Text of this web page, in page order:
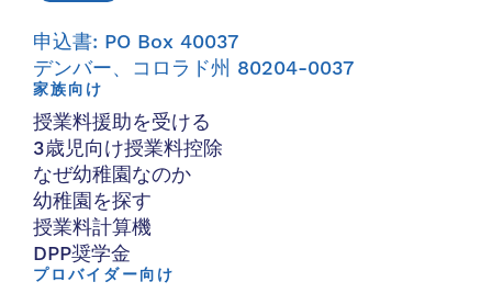
申込書: PO Box 40037
デンバー、コロラド州 80204-0037
家族向け
授業料援助を受ける
3歳児向け授業料控除
なぜ幼稚園なのか
幼稚園を探す
授業料計算機
DPP奨学金
プロバイダー向け